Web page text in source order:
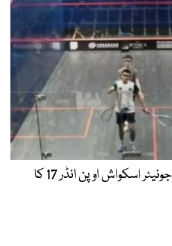
عمیر عارف نے ہانگ کانگ جونیئر اسکواش اوپن انڈر 17 کا